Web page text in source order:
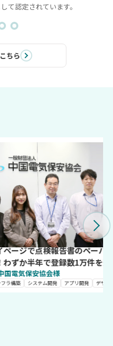
て認定されています。
ちら
報告書のペーパーレ
登録数1万件を達成
会様
ム開発 アプリ開発 デザイン